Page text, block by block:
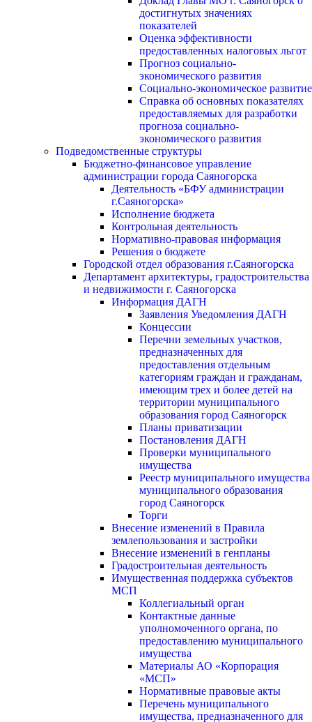
достигнутых значениях
показателей
Оценка эффективности
предоставленных налоговых льгот
Прогноз социально-
экономического развития
Социально-экономическое развитие
Справка об основных показателях
предоставляемых для разработки
прогноза социально-
экономического развития
Подведомственные структуры
Бюджетно-финансовое управление
администрации города Саяногорска
Деятельность «БФУ администрации
г.Саяногорска»
Исполнение бюджета
Контрольная деятельность
Нормативно-правовая информация
Решения о бюджете
Городской отдел образования г.Саяногорска
Департамент архитектуры, градостроительства
и недвижимости г. Саяногорска
Информация ДАГН
Заявления Уведомления ДАГН
Концессии
Перечни земельных участков,
предназначенных для
предоставления отдельным
категориям граждан и гражданам,
имеющим трех и более детей на
территории муниципального
образования город Саяногорск
Планы приватизации
Постановления ДАГН
Проверки муниципального
имущества
Реестр муниципального имущества
муниципального образования
город Саяногорск
Торги
Внесение изменений в Правила
землепользования и застройки
Внесение изменений в генпланы
Градостроительная деятельность
Имущественная поддержка субъектов
МСП
Коллегиальный орган
Контактные данные
уполномоченного органа, по
предоставлению муниципального
имущества
Материалы АО «Корпорация
«МСП»
Нормативные правовые акты
Перечень муниципального
имущества, предназначенного для